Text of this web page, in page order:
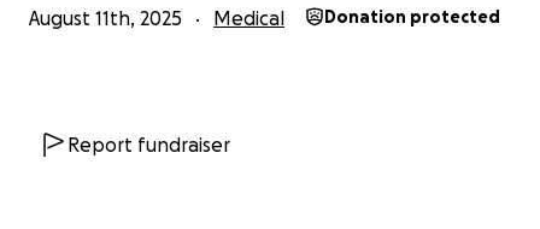
August 11th, 2025 Medical Donation protected
Report fundraiser